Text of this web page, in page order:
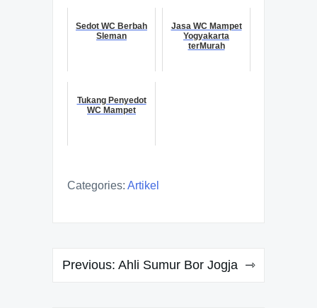
Sedot WC Berbah
Sleman
Jasa WC Mampet
Yogyakarta
terMurah
Tukang Penyedot
WC Mampet
Categories: Artikel
Navigasi
Previous: Ahli Sumur Bor Jogja